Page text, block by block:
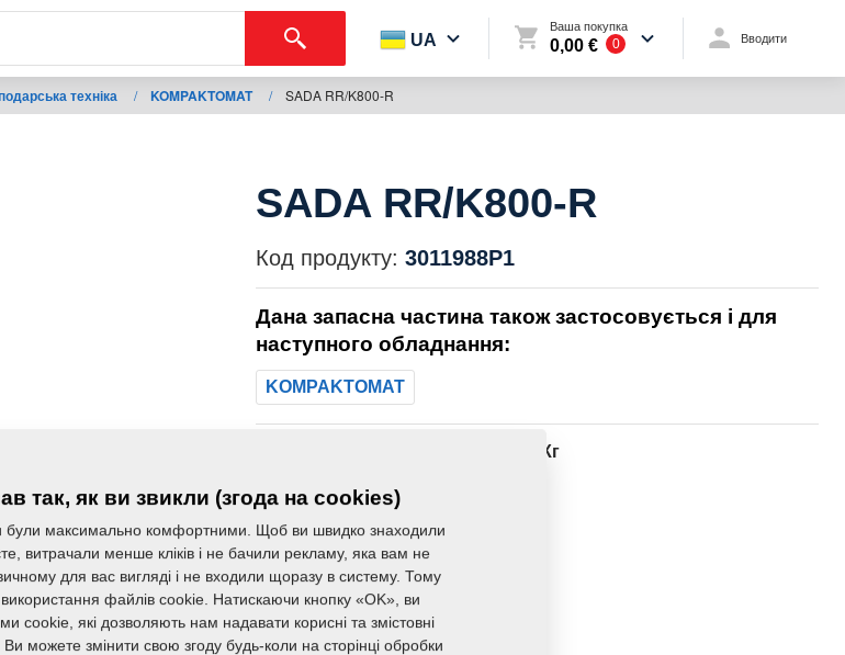
UA
Ваша покупка
0,00 € 0 Вводити
техніка / KOMPAKTOMAT / SADA RR/K800-R
SADA RR/K800-R
Код продукту: 3011988P1
Дана запасна частина також застосовується і для
наступного обладнання:
KOMPAKTOMAT
1059,0800 Кг
так, як ви звикли (згода на cookies)
були максимально комфортними. Щоб ви швидко знаходили
витрачали менше кліків і не бачили рекламу, яка вам не
для вас вигляді і не входили щоразу в систему. Тому
файлів cookie. Натискаючи кнопку «OK», ви
cookie, які дозволяють нам надавати корисні та змістовні
можете змінити свою згоду будь-коли на сторінці обробки